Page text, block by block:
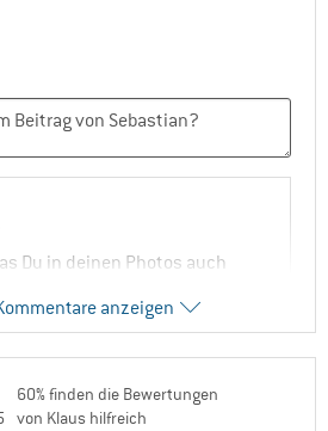
Du in deinen Photos auch
Versender auch machen,
darauf hin auch bestellt.
anzeigen
60% finden die Bewertungen
von Klaus hilfreich